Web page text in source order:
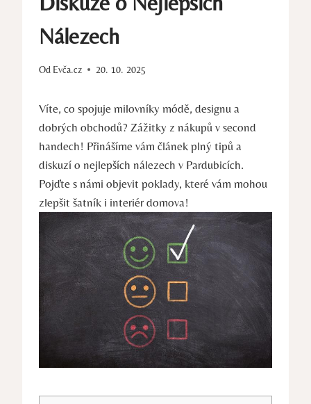
Nálezech
Od Evča.cz 20. 10. 2025
Víte, co spojuje milovníky módě, designu a
dobrých obchodů? Zážitky z nákupů v second
handech! Přinášíme vám článek plný tipů a
diskuzí o nejlepších nálezech v Pardubicích.
Pojďte s námi objevit poklady, které vám mohou
zlepšit šatník i interiér domova!